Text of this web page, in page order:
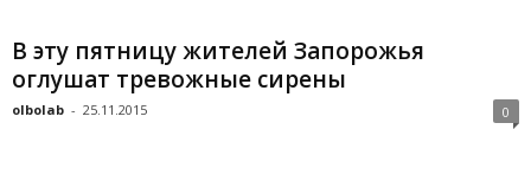
В эту пятницу жителей Запорожья
оглушат тревожные сирены
olbolab - 25.11.2015 0